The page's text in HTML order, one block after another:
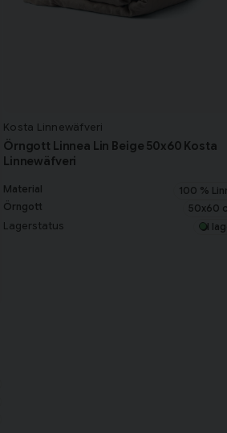
Kosta Linnewäfveri
Örngott Linnea Lin Beige 50x60 Kosta
Linnewäfveri
Material
100 %
Örngott
50x60
Lagerstatus I